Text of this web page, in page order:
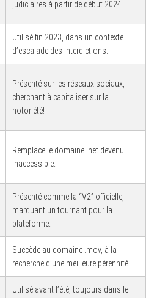
judiciaires à partir de début 2024.
Utilisé fin 2023, dans un contexte
d’escalade des interdictions.
Présenté sur les réseaux sociaux,
cherchant à capitaliser sur la
notoriété!
Remplace le domaine .net devenu
inaccessible.
Présenté comme la “V2” officielle,
marquant un tournant pour la
plateforme.
Succède au domaine .mov, à la
recherche d’une meilleure pérennité.
Utilisé avant l’été, toujours dans le